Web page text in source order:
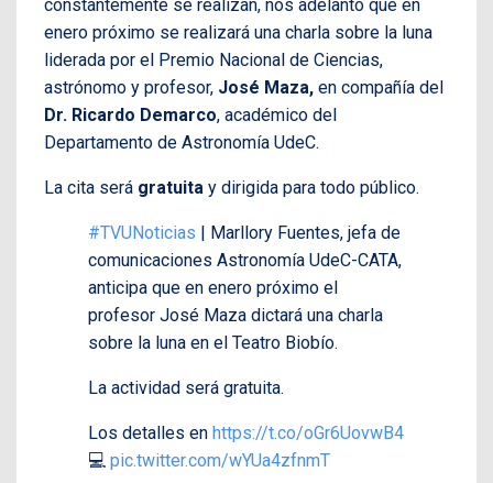
constantemente se realizan, nos adelantó que en
enero próximo se realizará una charla sobre la luna
liderada por el Premio Nacional de Ciencias,
astrónomo y profesor, José Maza, en compañía del
Dr. Ricardo Demarco, académico del
Departamento de Astronomía UdeC.
La cita será gratuita y dirigida para todo público.
#TVUNoticias | Marllory Fuentes, jefa de
comunicaciones Astronomía UdeC-CATA,
anticipa que en enero próximo el
profesor José Maza dictará una charla
sobre la luna en el Teatro Biobío.
La actividad será gratuita.
Los detalles en https://t.co/oGr6UovwB4
💻 pic.twitter.com/wYUa4zfnmT